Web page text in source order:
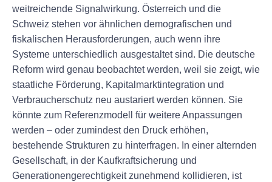
weitreichende Signalwirkung. Österreich und die
Schweiz stehen vor ähnlichen demografischen und
fiskalischen Herausforderungen, auch wenn ihre
Systeme unterschiedlich ausgestaltet sind. Die deutsche
Reform wird genau beobachtet werden, weil sie zeigt, wie
staatliche Förderung, Kapitalmarktintegration und
Verbraucherschutz neu austariert werden können. Sie
könnte zum Referenzmodell für weitere Anpassungen
werden – oder zumindest den Druck erhöhen,
bestehende Strukturen zu hinterfragen. In einer alternden
Gesellschaft, in der Kaufkraftsicherung und
Generationengerechtigkeit zunehmend kollidieren, ist